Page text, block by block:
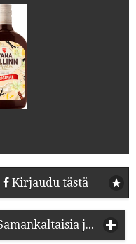
Kirjaudu tästä
Samankaltaisia juomia